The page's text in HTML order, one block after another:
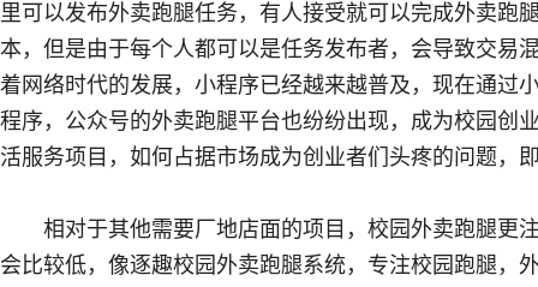
里可以发布外卖跑腿任务，有人接受就可以完成外卖跑
本，但是由于每个人都可以是任务发布者，会导致交易
着网络时代的发展，小程序已经越来越普及，现在通过
程序，公众号的外卖跑腿平台也纷纷出现，成为校园创
活服务项目，如何占据市场成为创业者们头疼的问题，
相对于其他需要厂地店面的项目，校园外卖跑腿更
会比较低，像逐趣校园外卖跑腿系统，专注校园跑腿，